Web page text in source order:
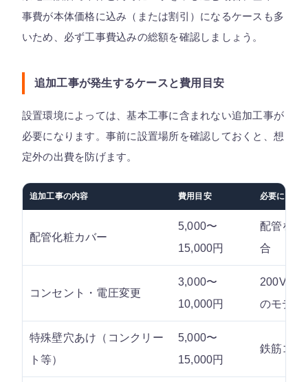
事費が本体価格に込み（または割引）になるケースも多
いため、必ず工事費込みの総額を確認しましょう。
追加工事が発生するケースと費用目安
設置環境によっては、基本工事に含まれない追加工事が
必要になります。事前に設置場所を確認しておくと、想
定外の出費を防げます。
追加工事の内容 費用目安 必要になる
配管化粧カバー
5,000〜
15,000円
配管を露
合
コンセント・電圧変更
3,000〜
10,000円
200V対
のモデル
特殊壁穴あけ（コンクリー
ト等）
5,000〜
15,000円
鉄筋コン